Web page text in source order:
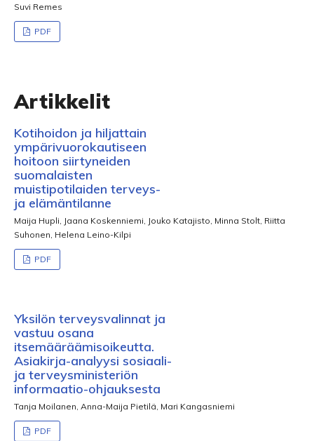
Suvi Remes
PDF
Artikkelit
Kotihoidon ja hiljattain
ympärivuorokautiseen
hoitoon siirtyneiden
suomalaisten
muistipotilaiden terveys-
ja elämäntilanne
Maija Hupli, Jaana Koskenniemi, Jouko Katajisto, Minna Stolt, Riitta
Suhonen, Helena Leino-Kilpi
PDF
Yksilön terveysvalinnat ja
vastuu osana
itsemääräämisoikeutta.
Asiakirja-analyysi sosiaali-
ja terveysministeriön
informaatio-ohjauksesta
Tanja Moilanen, Anna-Maija Pietilä, Mari Kangasniemi
PDF